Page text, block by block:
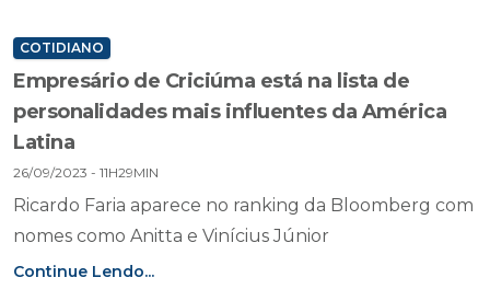
COTIDIANO
Empresário de Criciúma está na lista de
personalidades mais influentes da América
Latina
26/09/2023 - 11H29MIN
Ricardo Faria aparece no ranking da Bloomberg com
nomes como Anitta e Vinícius Júnior
Continue Lendo...